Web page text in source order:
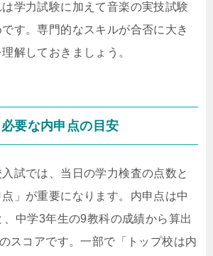
学力試験に加えて音楽の実技試験
す。専門的なスキルが合否に大き
解しておきましょう。
要な内申点の目安
試では、当日の学力検査の点数と
」が重要になります。内申点は中
中学3年生の9教科の成績から算出
スコアです。一部で「トップ校は内